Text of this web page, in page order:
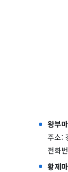
왕부
주소:
전화
황제